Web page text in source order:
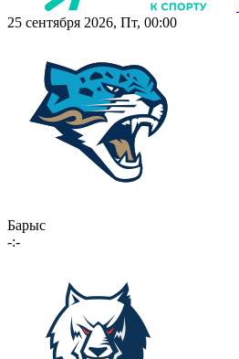
25 сентября 2026, Пт, 00:00
Барыс
-:-